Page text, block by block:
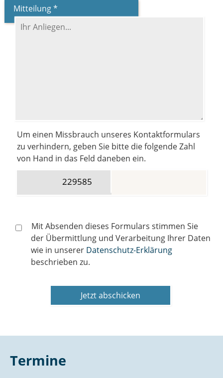
Mitteilung *
Um einen Missbrauch unseres Kontaktformulars
zu verhindern, geben Sie bitte die folgende Zahl
von Hand in das Feld daneben ein.
229585
Mit Absenden dieses Formulars stimmen Sie
der Übermittlung und Verarbeitung Ihrer Daten
wie in unserer Datenschutz-Erklärung
beschrieben zu.
Termine